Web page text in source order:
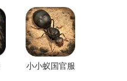
小小蚁国官服